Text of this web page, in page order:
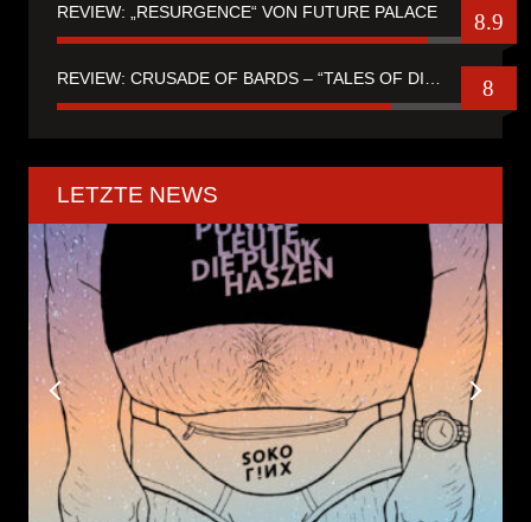
REVIEW: „RESURGENCE“ VON FUTURE PALACE 8.9
8
LETZTE NEWS